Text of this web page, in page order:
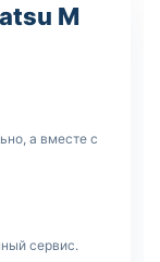
M
а вместе с
сервис.